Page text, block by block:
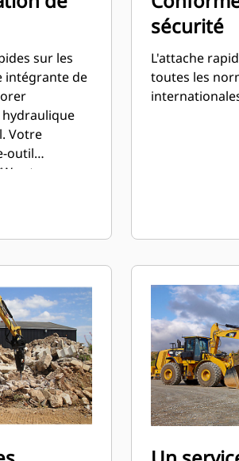
sur les
intégrante de
Votre
outil
est une
au cours
moins de
de marque
sécurité
L'attache
toutes les